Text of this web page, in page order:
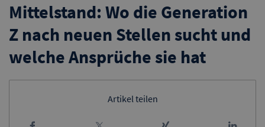
Mittelstand: Wo die Generation
Z nach neuen Stellen sucht und
welche Ansprüche sie hat
Artikel teilen